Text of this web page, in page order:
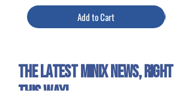
Add to Cart
The latest Minix news, right
this way!